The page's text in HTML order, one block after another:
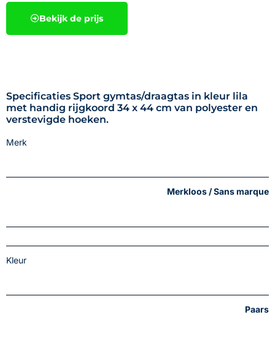
Bekijk de prijs
Specificaties Sport gymtas/draagtas in kleur lila
met handig rijgkoord 34 x 44 cm van polyester en
verstevigde hoeken.
Merk
Merkloos / Sans marque
Kleur
Paars